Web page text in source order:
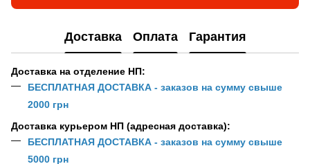
Доставка Оплата Гарантия
Доставка на отделение НП:
БЕСПЛАТНАЯ ДОСТАВКА - заказов на сумму свыше
2000 грн
Доставка курьером НП (адресная доставка):
БЕСПЛАТНАЯ ДОСТАВКА - заказов на сумму свыше
5000 грн